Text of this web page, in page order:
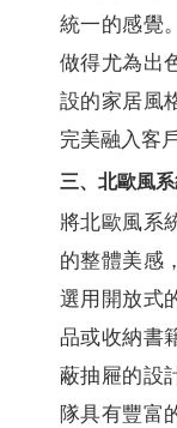
統一的感覺
做得尤為出
設的家居風
完美融入客
三、北歐風
將北歐風系
的整體美感
選用開放式
品或收納書
蔽抽屜的設
隊具有豐富